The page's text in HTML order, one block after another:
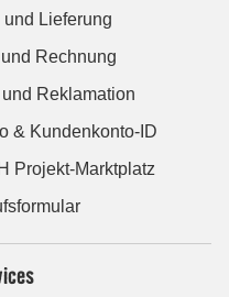
und Lieferung
Rechnung
Reklamation
& Kundenkonto-ID
Projekt-Marktplatz